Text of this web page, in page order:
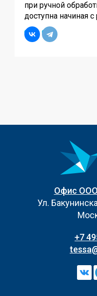
при ручной
доступна начиная с
Офис
Ул.
+7